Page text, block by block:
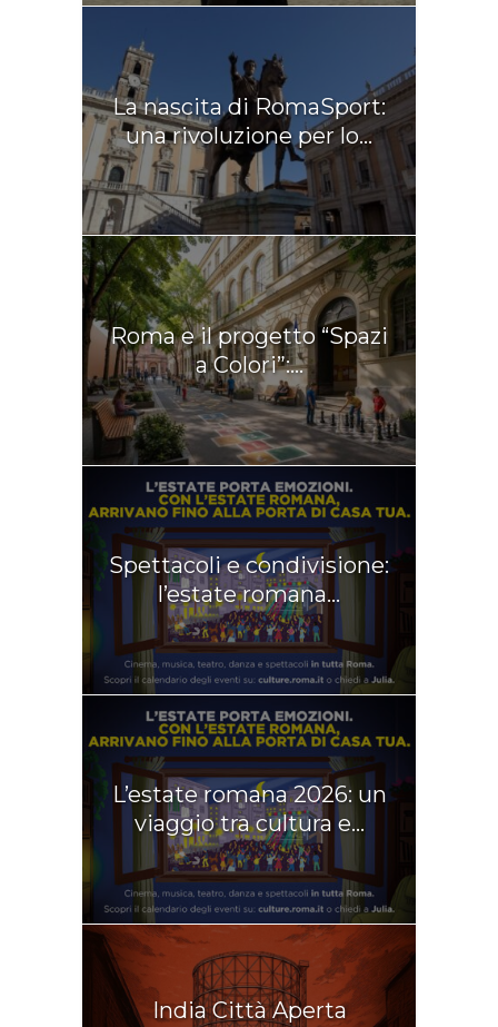
La nascita di RomaSport:
una rivoluzione per lo...
Roma e il progetto “Spazi
a Colori”:...
Spettacoli e condivisione:
l’estate romana...
L’estate romana 2026: un
viaggio tra cultura e...
India Città Aperta